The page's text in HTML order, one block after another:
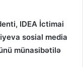
IDEA İctimai
sosial media
münasibətilə